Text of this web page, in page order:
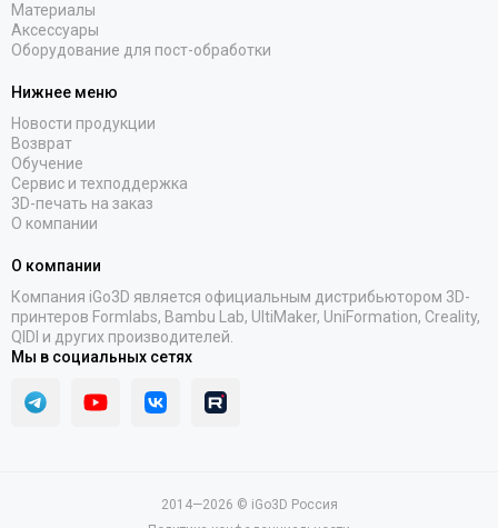
Материалы
Аксессуары
Оборудование для пост-обработки
Нижнее меню
Новости продукции
Возврат
Обучение
Сервис и техподдержка
3D-печать на заказ
О компании
О компании
Компания iGo3D является официальным дистрибьютором 3D-
принтеров Formlabs, Bambu Lab, UltiMaker, UniFormation, Creality,
QIDI и других производителей.
Мы в социальных сетях
2014—2026 © iGo3D Россия